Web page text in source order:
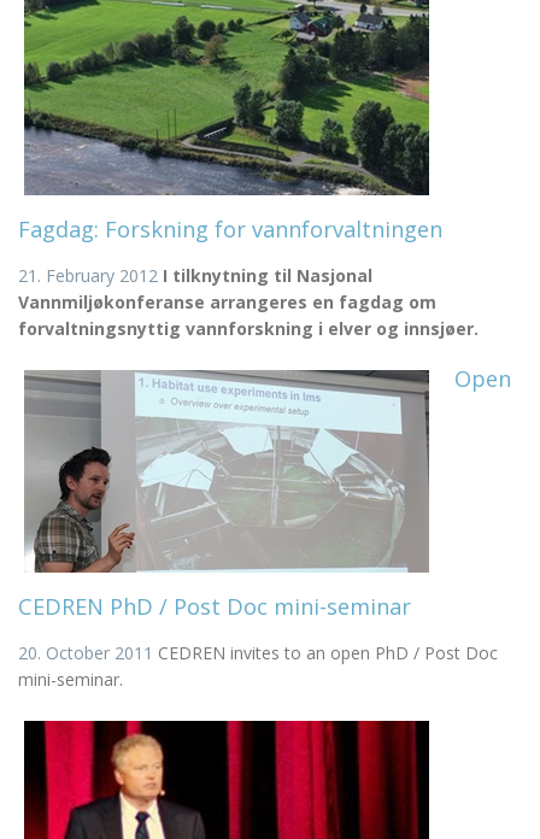
Fagdag: Forskning for vannforvaltningen
21. February 2012 I tilknytning til Nasjonal
Vannmiljøkonferanse arrangeres en fagdag om
forvaltningsnyttig vannforskning i elver og innsjøer.
Open
CEDREN PhD / Post Doc mini-seminar
20. October 2011 CEDREN invites to an open PhD / Post Doc
mini-seminar.